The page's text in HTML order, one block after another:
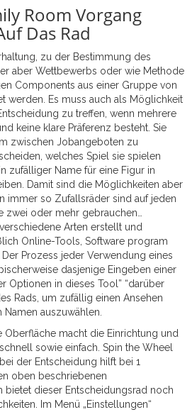
Room Vorgang
Das Rad
zu der Bestimmung des
aber Wettbewerbs oder wie Methode
Components aus einer Gruppe von
werden. Es muss auch als Möglichkeit
zu treffen, wenn mehrere
keine klare Präferenz besteht. Sie
zwischen Jobangeboten zu
welches Spiel sie spielen
zufälliger Name für eine Figur in
Damit sind die Möglichkeiten aber
immer so Zufallsräder sind auf jeden
zwei oder mehr gebrauchen…
Arten erstellt und
Online-Tools, Software program
Prozess jeder Verwendung eines
dasjenige Eingeben einer
Optionen in dieses Tool” “darüber
Rads, um zufällig einen Ansehen
auszuwählen.
macht die Einrichtung und
sowie einfach. Spin the Wheel
der Entscheidung hilft bei 1
oben beschriebenen
bietet dieser Entscheidungsrad noch
Im Menü „Einstellungen“